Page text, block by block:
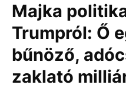
Majka
Trumpról: Ő
bűnöző,
zaklató